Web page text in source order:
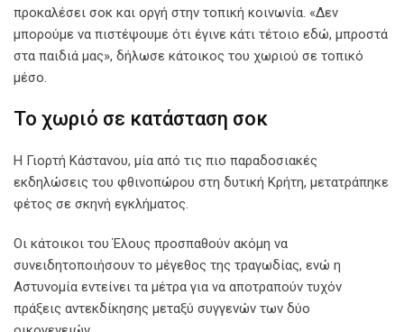
προκαλέσει σοκ και οργή στην τοπική κοινωνία. «Δεν
μπορούμε να πιστέψουμε ότι έγινε κάτι τέτοιο εδώ, μπροστά
στα παιδιά μας», δήλωσε κάτοικος του χωριού σε τοπικό
μέσο.
Το χωριό σε κατάσταση σοκ
Η Γιορτή Κάστανου, μία από τις πιο παραδοσιακές
εκδηλώσεις του φθινοπώρου στη δυτική Κρήτη, μετατράπηκε
φέτος σε σκηνή εγκλήματος.
Οι κάτοικοι του Έλους προσπαθούν ακόμη να
συνειδητοποιήσουν το μέγεθος της τραγωδίας, ενώ η
Αστυνομία εντείνει τα μέτρα για να αποτραπούν τυχόν
πράξεις αντεκδίκησης μεταξύ συγγενών των δύο